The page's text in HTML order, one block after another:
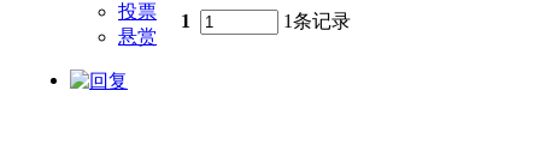
投票
悬赏
1 1条记录